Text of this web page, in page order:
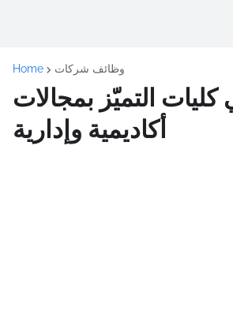
Home وظائف شركات
التميّز بمجالات
أكاديمية وإدارية